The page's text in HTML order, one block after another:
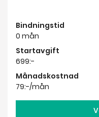
Bindningstid
0 mån
Startavgift
699:-
Månadskostnad
79:-/mån